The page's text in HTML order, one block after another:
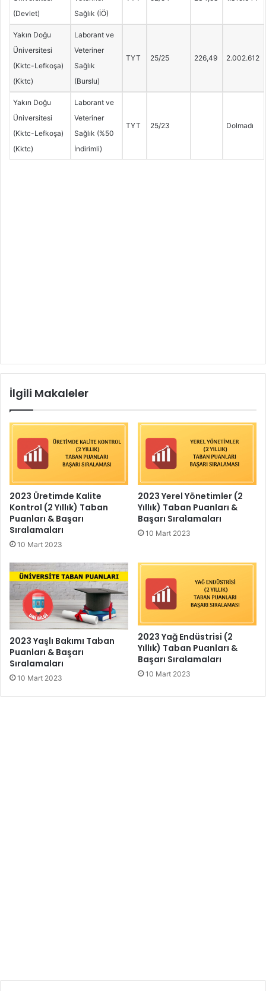
(Devlet)
Sağlık (İÖ)
Yakın Doğu
Üniversitesi
(Kktc-Lefkoşa)
(Kktc)
Laborant ve
Veteriner
Sağlık
(Burslu)
TYT 25/25 226,49 2.002.612
Yakın Doğu
Üniversitesi
(Kktc-Lefkoşa)
(Kktc)
Laborant ve
Veteriner
Sağlık (%50
İndirimli)
TYT 25/23 Dolmadı
İlgili Makaleler
2023 Üretimde Kalite
Kontrol (2 Yıllık) Taban
Puanları & Başarı
Sıralamaları
10 Mart 2023
2023 Yerel Yönetimler (2
Yıllık) Taban Puanları &
Başarı Sıralamaları
10 Mart 2023
2023 Yaşlı Bakımı Taban
Puanları & Başarı
Sıralamaları
10 Mart 2023
2023 Yağ Endüstrisi (2
Yıllık) Taban Puanları &
Başarı Sıralamaları
10 Mart 2023